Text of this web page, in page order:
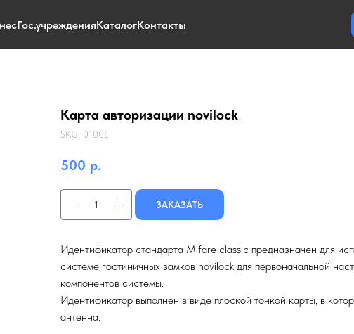
Гос.учрежденияКаталогКонтакты
Карта авторизации novilock
SKU: 0100L
500 р.
ЗАКАЗАТЬ
Идентификатор стандарта Mifare classic предназначен для
системе гостиничных замков novilock для первоначальной
компонентов системы.
Идентификатор выполнен в виде плоской тонкой карты, в
антенна.